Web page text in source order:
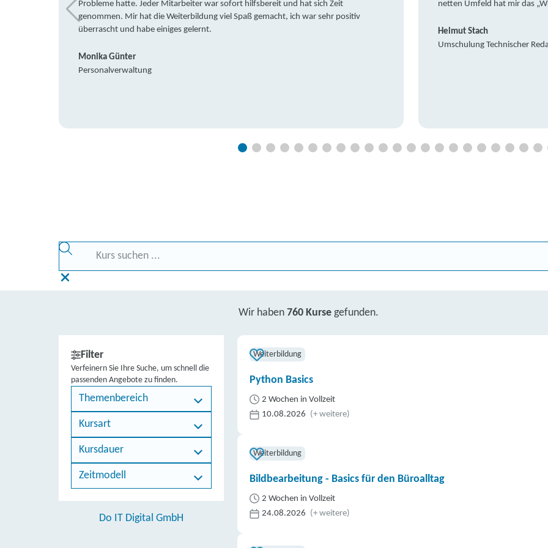
Probleme hatte. Jeder Mitarbeiter war sofort hilfsbereit und hat sich Zeit
genommen. Mir hat die Weiterbildung viel Spaß gemacht, ich war sehr positiv
überrascht und habe einiges gelernt.
Monika Günter
Personalverwaltung
netten Umfeld hat mir das
Helmut Stach
Umschulung Technischer
Wir haben 760 Kurse gefunden.
Filter
Verfeinern Sie Ihre Suche, um schnell die
passenden Angebote zu finden.
Themenbereich
Kursart
Kursdauer
Zeitmodell
Do IT Digital GmbH
Weiterbildung
Python Basics
2 Wochen in Vollzeit
10.08.2026 (+ weitere)
Weiterbildung
Bildbearbeitung - Basics für den Büroalltag
2 Wochen in Vollzeit
24.08.2026 (+ weitere)